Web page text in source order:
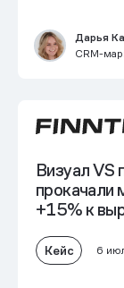
Дарья
CRM-
Визуал VS
прокачали
+15% к
Кейс 6